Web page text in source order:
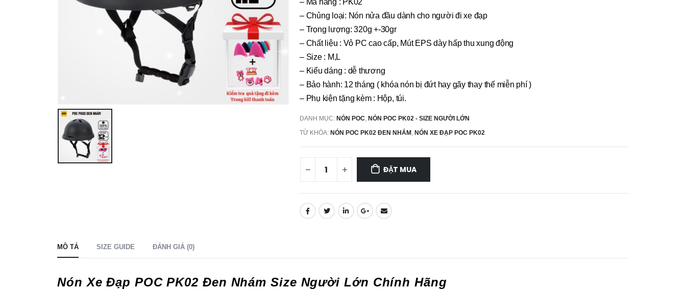
– Chủng loại: Nón nửa đầu dành cho người đi xe đạp
– Trọng lượng: 320g +-30gr
– Chất liệu : Vỏ PC cao cấp, Mút EPS dày hấp thu xung động
– Size : M,L
– Kiểu dáng : dễ thương
– Bảo hành: 12 tháng ( khóa nón bị đứt hay gãy thay thế miễn phí )
– Phụ kiện tặng kèm : Hộp, túi.
DANH MỤC: NÓN POC, NÓN POC PK02 - SIZE NGƯỜI LỚN
TỪ KHÓA: NÓN POC PK02 ĐEN NHÁM , NÓN XE ĐẠP POC PK02
ĐẶT MUA
MÔ TẢ SIZE GUIDE ĐÁNH GIÁ (0)
Nón Xe Đạp POC PK02 Đen Nhám Size Người Lớn Chính Hãng